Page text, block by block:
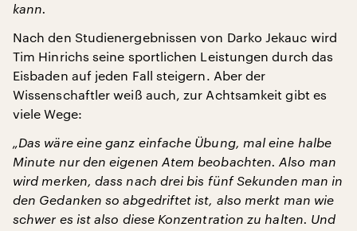
kann.
Nach den Studienergebnissen von Darko Jekauc wird
Tim Hinrichs seine sportlichen Leistungen durch das
Eisbaden auf jeden Fall steigern. Aber der
Wissenschaftler weiß auch, zur Achtsamkeit gibt es
viele Wege:
„Das wäre eine ganz einfache Übung, mal eine halbe
Minute nur den eigenen Atem beobachten. Also man
wird merken, dass nach drei bis fünf Sekunden man in
den Gedanken so abgedriftet ist, also merkt man wie
schwer es ist also diese Konzentration zu halten. Und